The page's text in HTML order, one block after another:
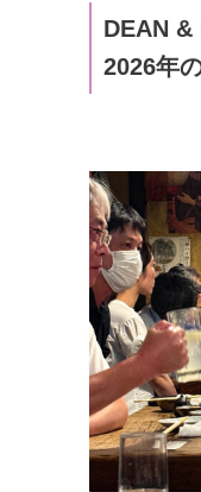
DEAN &
2026年